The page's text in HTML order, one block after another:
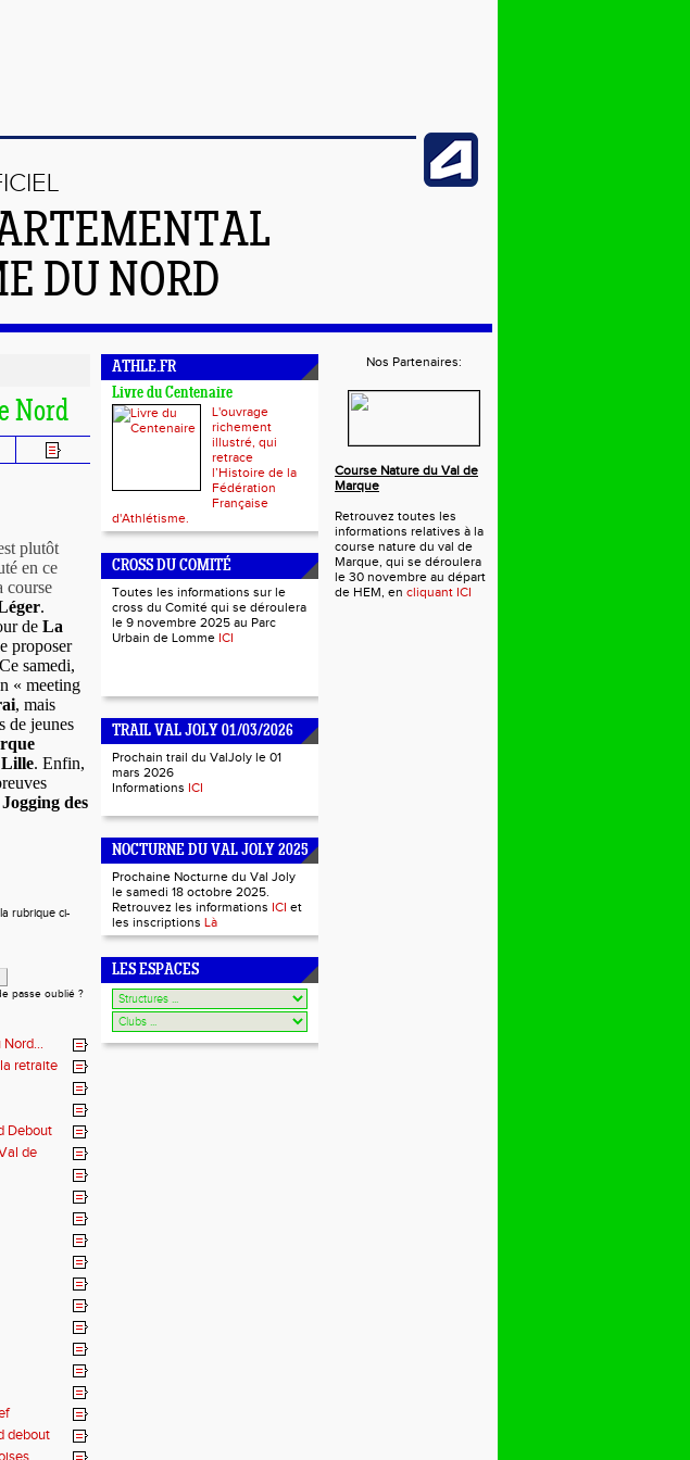
DU NORD
Nord
plutôt
en ce
course
.
de La
proposer
samedi,
« meeting
, mais
de jeunes
Lille. Enfin,
Jogging des
rubrique ci-
passe oublié ?
Nord…
retraite
Debout
de
debout
ATHLE.FR
Livre du Centenaire
L'ouvrage
richement
illustré, qui
retrace
l’Histoire de la
Fédération
Française
d'Athlétisme.
CROSS DU COMITÉ
Toutes les informations sur le
cross du Comité qui se déroulera
le 9 novembre 2025 au Parc
Urbain de Lomme ICI
TRAIL VAL JOLY 01/03/2026
Prochain trail du ValJoly le 01
mars 2026
Informations ICI
NOCTURNE DU VAL JOLY 2025
Prochaine Nocturne du Val Joly
le samedi 18 octobre 2025.
Retrouvez les informations ICI et
les inscriptions Là
LES ESPACES
Nos Partenaires:
Course Nature du Val de
Marque
Retrouvez toutes les
informations relatives à la
course nature du val de
Marque, qui se déroulera
le 30 novembre au départ
de HEM, en cliquant ICI